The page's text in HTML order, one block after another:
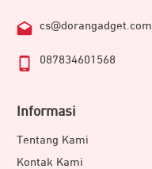
cs@dorangadget.com
087834601568
Informasi
Tentang Kami
Kontak Kami